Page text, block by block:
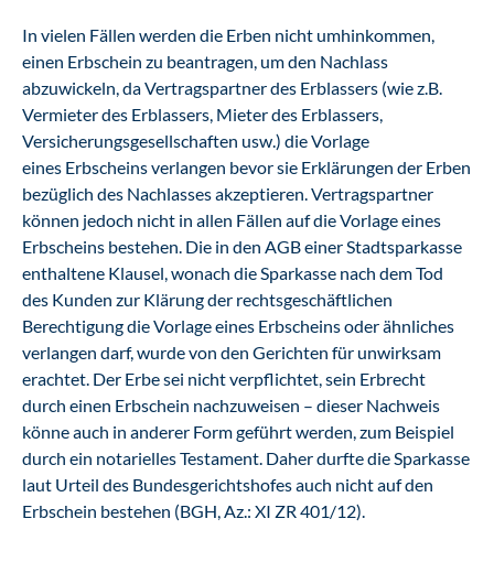
In vielen Fällen werden die Erben nicht umhinkommen,
einen Erbschein zu beantragen, um den Nachlass
abzuwickeln, da Vertragspartner des Erblassers (wie z.B.
Vermieter des Erblassers, Mieter des Erblassers,
Versicherungsgesellschaften usw.) die Vorlage
eines Erbscheins verlangen bevor sie Erklärungen der Erben
bezüglich des Nachlasses akzeptieren. Vertragspartner
können jedoch nicht in allen Fällen auf die Vorlage eines
Erbscheins bestehen. Die in den AGB einer Stadtsparkasse
enthaltene Klausel, wonach die Sparkasse nach dem Tod
des Kunden zur Klärung der rechtsgeschäftlichen
Berechtigung die Vorlage eines Erbscheins oder ähnliches
verlangen darf, wurde von den Gerichten für unwirksam
erachtet. Der Erbe sei nicht verpflichtet, sein Erbrecht
durch einen Erbschein nachzuweisen – dieser Nachweis
könne auch in anderer Form geführt werden, zum Beispiel
durch ein notarielles Testament. Daher durfte die Sparkasse
laut Urteil des Bundesgerichtshofes auch nicht auf den
Erbschein bestehen (BGH, Az.: XI ZR 401/12).